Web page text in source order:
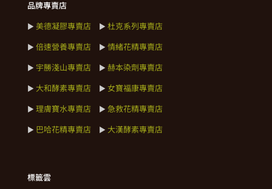
品牌專賣店
► 美德凝膠專賣店 ► 杜克系列專賣店
► 倍速營養專賣店 ► 情緒花精專賣店
► 宇勝淺山專賣店 ► 赫本染劑專賣店
► 大和酵素專賣店 ► 女寶福康專賣店
► 理膚寶水專賣店 ► 急救花精專賣店
► 巴哈花精專賣店 ► 大漢酵素專賣店
標籤雲